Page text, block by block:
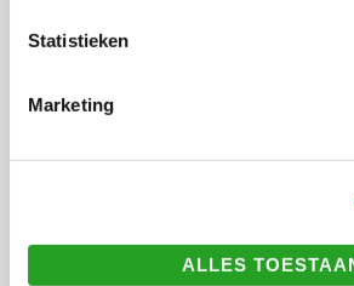
Statistieken
Marketing
ALLES
-ingang naast de Bibliotheek
Vrijdag 24 maart 2023
KOSTEN
Prijzen: Standaard: 18 euro